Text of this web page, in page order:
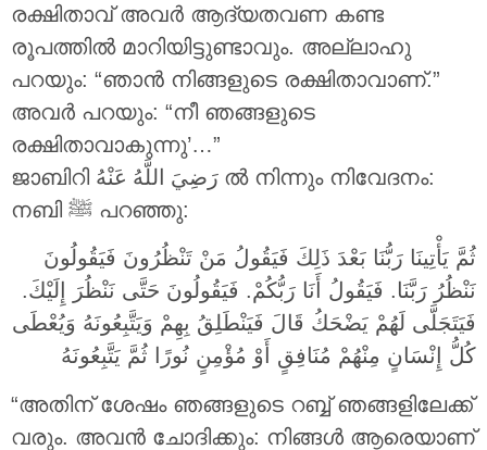
രക്ഷിതാവ് അവർ ആദ്യതവണ കണ്ട
രൂപത്തിൽ മാറിയിട്ടുണ്ടാവും. അല്ലാഹു
പറയും: “ഞാൻ നിങ്ങളുടെ രക്ഷിതാവാണ്.”
അവർ പറയും: “നീ ഞങ്ങളുടെ
രക്ഷിതാവാകുന്നു’…”
ജാബിറി
ൽ നിന്നും നിവേദനം:
നബി ‎ﷺ പറഞ്ഞു:
ثُمَّ يَأْتِينَا رَبُّنَا بَعْدَ ذَلِكَ فَيَقُولُ مَنْ تَنْظُرُونَ فَيَقُولُونَ
نَنْظُرُ رَبَّنَا. فَيَقُولُ أَنَا رَبُّكُمْ. فَيَقُولُونَ حَتَّى نَنْظُرَ إِلَيْكَ.
فَيَتَجَلَّى لَهُمْ يَضْحَكُ قَالَ فَيَنْطَلِقُ بِهِمْ وَيَتَّبِعُونَهُ وَيُعْطَى
كُلُّ إِنْسَانٍ مِنْهُمْ مُنَافِقٍ أَوْ مُؤْمِنٍ نُورًا ثُمَّ يَتَّبِعُونَهُ
“അതിന് ശേഷം ഞങ്ങളുടെ റബ്ബ് ഞങ്ങളിലേക്ക്
വരും. അവൻ ചോദിക്കും: നിങ്ങൾ ആരെയാണ്